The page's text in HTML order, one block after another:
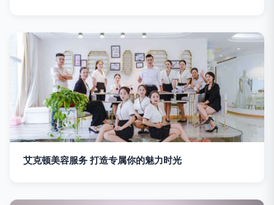
艾克顿美容服务 打造专属你的魅力时光